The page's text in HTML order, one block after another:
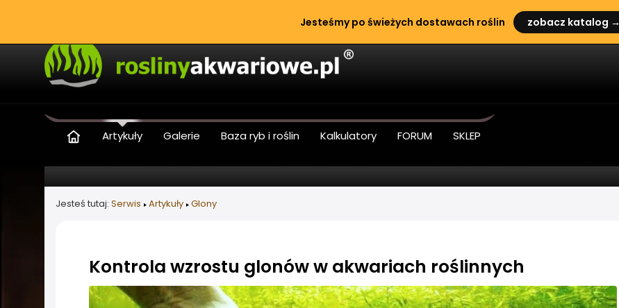
Jesteśmy po świeżych dostawach roślin zobacz katalog →
Artykuły Galerie Baza ryb i roślin Kalkulatory FORUM SKLEP
Jesteś tutaj: Serwis Artykuły Glony
Kontrola wzrostu glonów w akwariach roślinnych
Informacje o artykule